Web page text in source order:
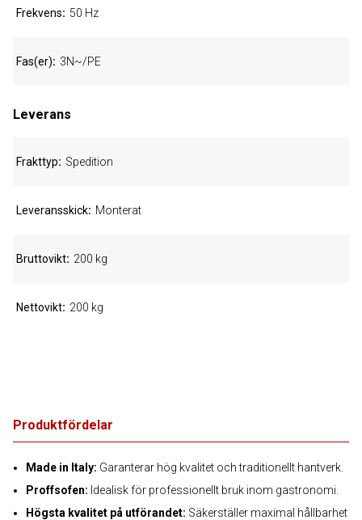
Produktfördelar
Made in Italy: Garanterar hög kvalitet och traditionellt hantverk.
Proffsofen: Idealisk för professionellt bruk inom gastronomi.
Högsta kvalitet på utförandet: Säkerställer maximal hållbarhet
Frekvens 50 Hz
Fas(er) 3N~/PE
Leverans
Frakttyp Spedition
Leveransskick Monterat
Bruttovikt 200 kg
Nettovikt 200 kg